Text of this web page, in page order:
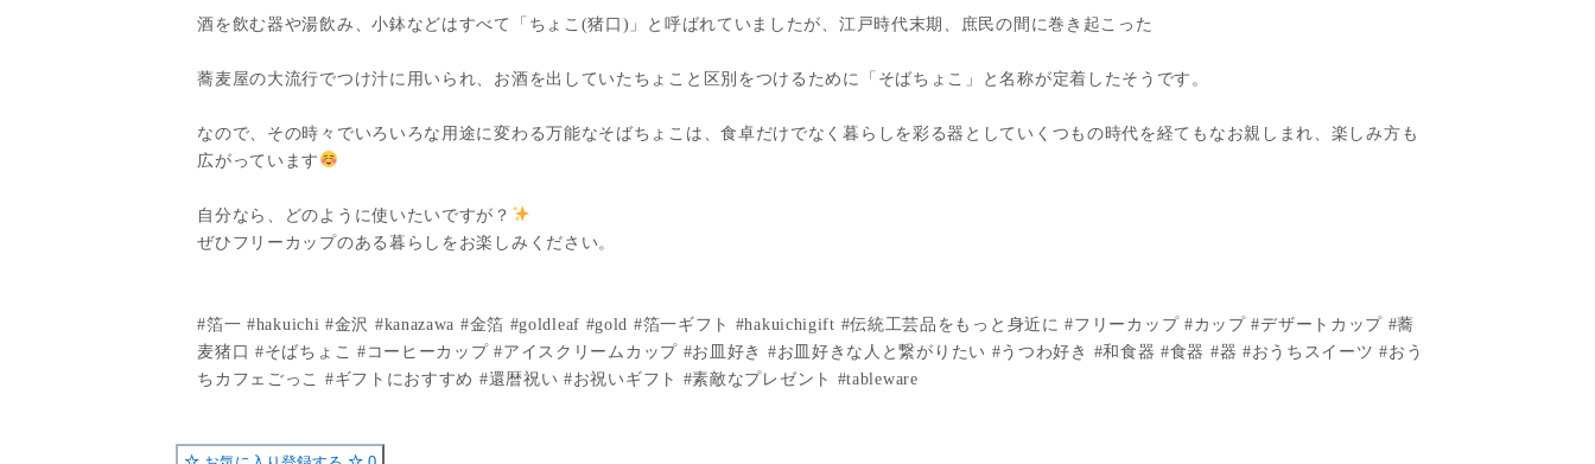
酒を飲む器や湯飲み、小鉢などはすべて「ちょこ(猪口)」と呼ばれていましたが、江戸時代末期、庶民の間に巻き起こった
蕎麦屋の大流行でつけ汁に用いられ、お酒を出していたちょこと区別をつけるために「そばちょこ」と名称が定着したそうです。
なので、その時々でいろいろな用途に変わる万能なそばちょこは、食卓だけでなく暮らしを彩る器としていくつもの時代を経てもなお親しまれ、楽しみ方も
広がっています
自分なら、どのように使いたいですが？
ぜひフリーカップのある暮らしをお楽しみください。
#箔一 #hakuichi #金沢 #kanazawa #金箔 #goldleaf #gold #箔一ギフト #hakuichigift #伝統工芸品をもっと身近に #フリーカップ #カップ #デザートカップ #蕎
麦猪口 #そばちょこ #コーヒーカップ #アイスクリームカップ #お皿好き #お皿好きな人と繋がりたい #うつわ好き #和食器 #食器 #器 #おうちスイーツ #おう
ちカフェごっこ #ギフトにおすすめ #還暦祝い #お祝いギフト #素敵なプレゼント #tableware